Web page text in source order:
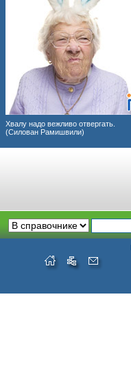
Хвалу надо вежливо отвергать.
(Силован Рамишвили)